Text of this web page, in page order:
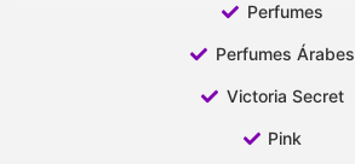
Perfumes
Perfumes Árabes
Victoria Secret
Pink